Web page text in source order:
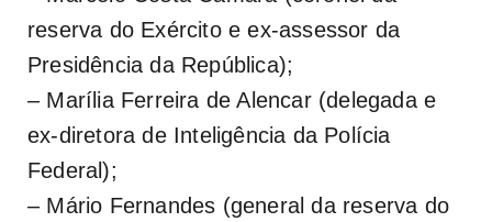
reserva do Exército e ex-assessor da
Presidência da República);
– Marília Ferreira de Alencar (delegada e
ex-diretora de Inteligência da Polícia
Federal);
– Mário Fernandes (general da reserva do